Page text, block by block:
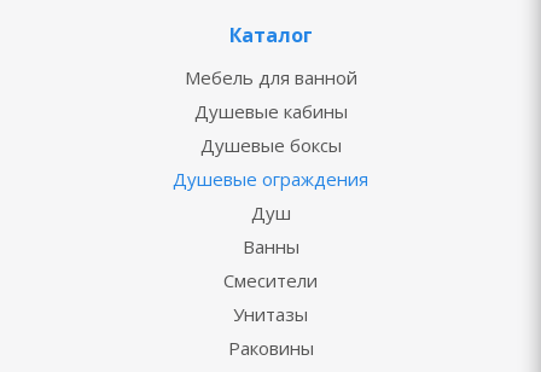
Каталог
Мебель для ванной
Душевые кабины
Душевые боксы
Душевые ограждения
Душ
Ванны
Смесители
Унитазы
Раковины